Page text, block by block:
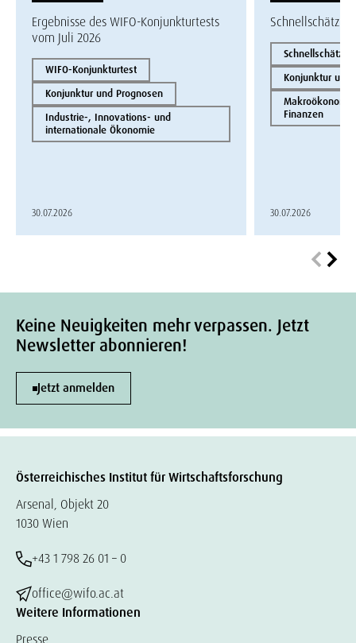
Ergebnisse des WIFO-Konjunkturtests
vom Juli 2026
WIFO-Konjunkturtest
Konjunktur und Prognosen
Industrie-, Innovations- und
internationale Ökonomie
30.07.2026
Konjunktur und
Finanzen
30.07.2026
Keine Neuigkeiten mehr verpassen. Jetzt
Newsletter abonnieren!
Jetzt anmelden
Österreichisches Institut für Wirtschaftsforschung
Arsenal, Objekt 20
1030 Wien
+43 1 798 26 01 – 0
office@wifo.ac.at
Weitere Informationen
Presse